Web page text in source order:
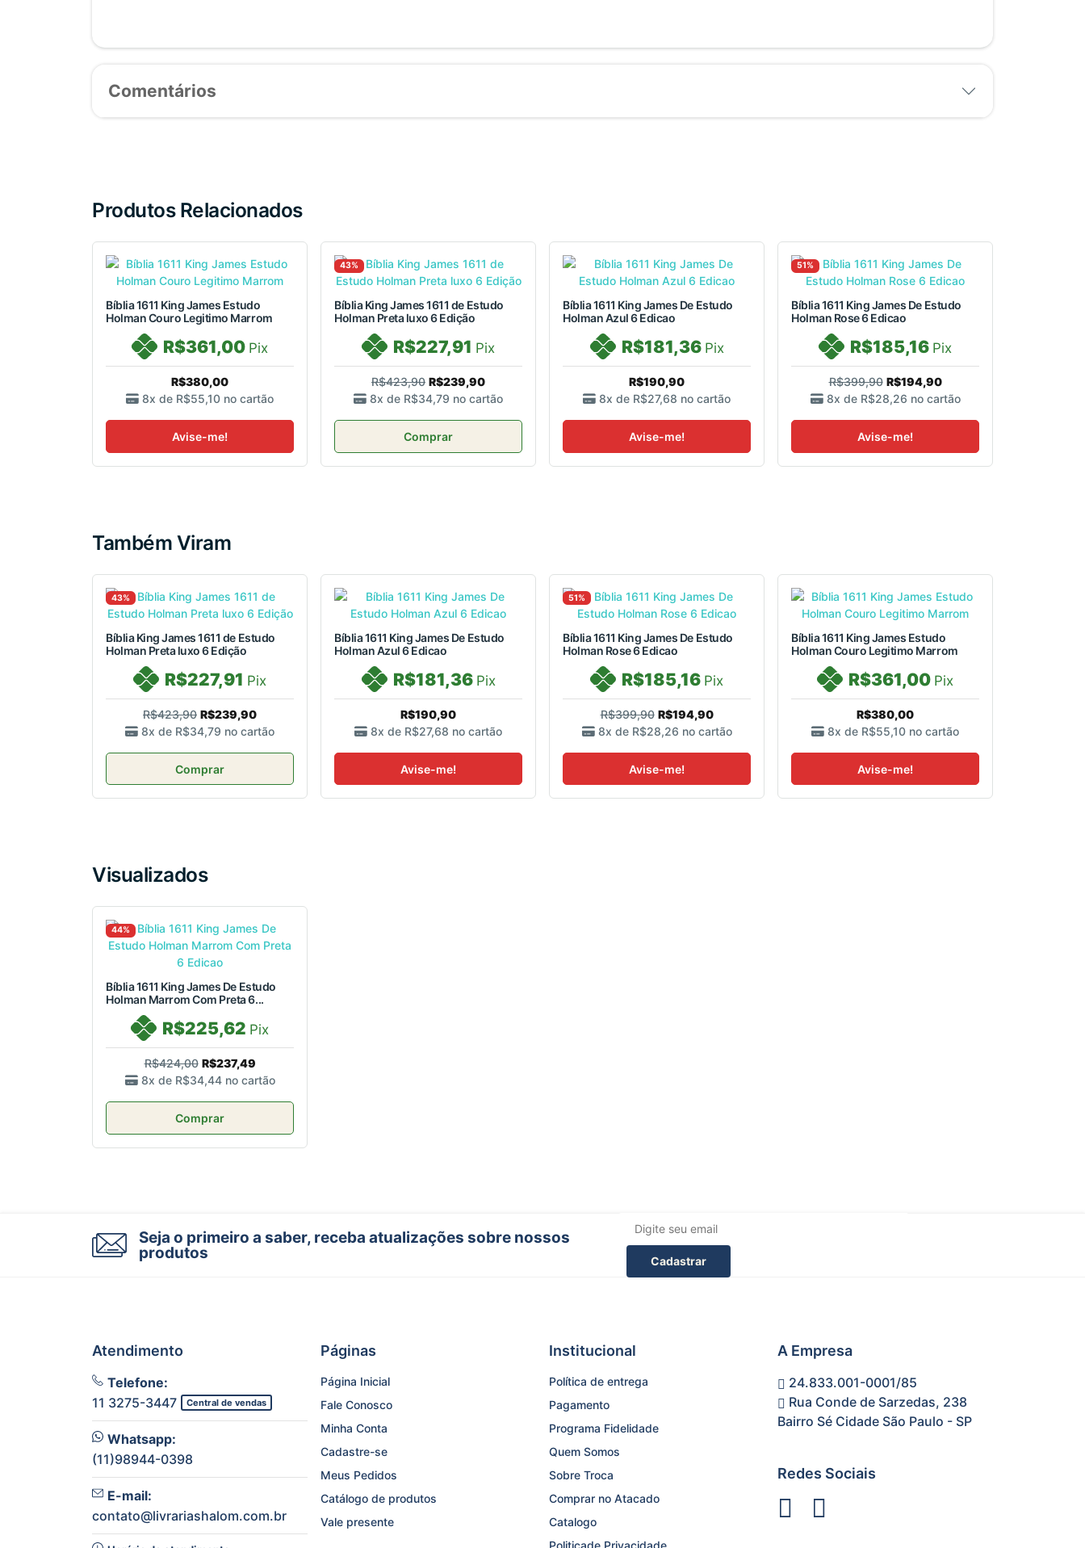
Comentários
Produtos Relacionados
Bíblia 1611 King James Estudo
Holman Couro Legitimo Marrom
R$361,00 Pix
R$380,00
8x de R$55,10 no cartão
Avise-me!
43%
Bíblia King James 1611 de Estudo
Holman Preta luxo 6 Edição
R$227,91 Pix
R$423,90 R$239,90
8x de R$34,79 no cartão
Comprar
Bíblia 1611 King James De Estudo
Holman Azul 6 Edicao
R$181,36 Pix
R$190,90
8x de R$27,68 no cartão
Avise-me!
51%
Bíblia 1611 King James De Estudo
Holman Rose 6 Edicao
R$185,16 Pix
R$399,90 R$194,90
8x de R$28,26 no cartão
Avise-me!
Também Viram
43%
Bíblia King James 1611 de Estudo
Holman Preta luxo 6 Edição
R$227,91 Pix
R$423,90 R$239,90
8x de R$34,79 no cartão
Comprar
Bíblia 1611 King James De Estudo
Holman Azul 6 Edicao
R$181,36 Pix
R$190,90
8x de R$27,68 no cartão
Avise-me!
51%
Bíblia 1611 King James De Estudo
Holman Rose 6 Edicao
R$185,16 Pix
R$399,90 R$194,90
8x de R$28,26 no cartão
Avise-me!
Bíblia 1611 King James Estudo
Holman Couro Legitimo Marrom
R$361,00 Pix
R$380,00
8x de R$55,10 no cartão
Avise-me!
Visualizados
44%
Bíblia 1611 King James De Estudo
Holman Marrom Com Preta 6...
R$225,62 Pix
R$424,00 R$237,49
8x de R$34,44 no cartão
Comprar
Seja o primeiro a saber, receba atualizações sobre nossos
produtos
Cadastrar
Atendimento
Telefone:
11 3275-3447
Central de vendas
Whatsapp:
(11)98944-0398
E-mail:
contato@livrariashalom.com.br
Páginas
Página Inicial
Fale Conosco
Minha Conta
Cadastre-se
Meus Pedidos
Catálogo de produtos
Vale presente
Institucional
Política de entrega
Pagamento
Programa Fidelidade
Quem Somos
Sobre Troca
Comprar no Atacado
Catalogo
Politicade Privacidade
A Empresa
24.833.001-0001/85
Rua Conde de Sarzedas, 238
Bairro Sé Cidade São Paulo - SP
Redes Sociais